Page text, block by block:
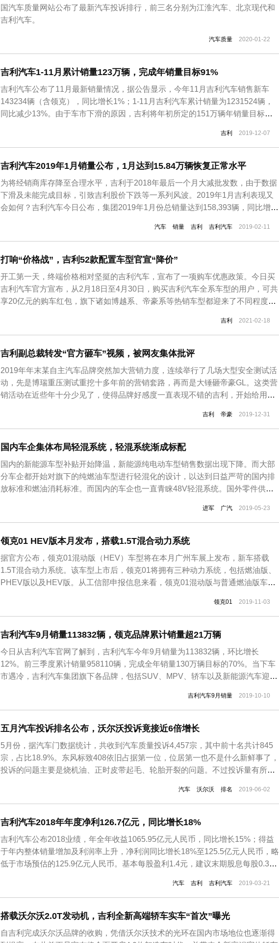
国汽车质量网站公布了最新汽车投诉排行，前三名分别为江淮汽车、北京现代和
吉利汽车。
汽车质量 2020-01-22
吉利汽车1-11月累计销量123万辆，完成年销量目标91%
吉利汽车公布了11月最新销量情况，据公告显示，今年11月吉利汽车销售新车
143234辆（含领克），同比增长1%；1-11月吉利汽车累计销量为1231524辆，
同比减少13%。由于车市下滑的原因，吉利将年初所定的151万辆年销量目标下
面，帝豪GS销量达到13563辆；博越家族销量达到了22166辆；远景家族销量达
到了350...
吉利 2019-12-07
吉利汽车2019年1月销量公布，1月达到15.84万辆恢复正常水平
为将经销商库存降至合理水平，吉利于2018年最后一个月大减批发数，由于数据
下滑及未能完成目标，引致吉利股价下跌等一系列风波。2019年1月吉利表现又
会如何？吉利汽车今日公布，集团2019年1月份总销量达到158,393辆，同比增长
151,388辆，较去年同期则减少约2%。具体车型来看，吉利两款车型销量达到2万
辆，主力家用轿车新...
汽车 销量 吉利 吉利汽车 2019-02-11
打响“价格战”，吉利52款配置车型官宣“降价”
开工第一天，终端价格相对坚挺的吉利汽车，宣布了一项购车优惠政策。今日买
吉利汽车官方宣布，从2月18日至4月30日，购买吉利汽车全系车型的用户，可共
享20亿元的购车红包，旗下诸如博越系、帝豪系等热销车型都迎来了不同程度的
SUV车型吉利星越，市场指导价为13.58-17.98万元，优惠后售价为12.78-17.18
万元，全系优惠8...
吉利 2021-02-18
吉利副总裁转发“官方砸车”视频，被网友集体批评
2019年年末某自主汽车品牌突然加大营销力度，连续举行了几场大型安全测试活
动，先是博瑞重压测试重挖十多年前的营销套路，再而是大锤砸帝豪GL。这类营
销活动在近些年十分少见了，使得品牌好感度一直表现不错的吉利，开始给用户
前吉利汽车集团副总裁杨学良在微博上转发“帝豪GL 1.5吨摆锤砸车测试”的视频，
再遭网友批评。“杨总，真有自信中保...
吉利 帝豪 2019-12-31
国内车企集体布局轻混系统，轻混系统渐成标配
国内的新能源车型补贴开始降温，新能源纯电动车型销售数据出现下降。而大部
分车企都开始对旗下的纯燃油车型进行轻混化的设计，以达到日益严苛的国内排
放标准和燃油消耗标准。而国内的车企也一直青睐48V轻混系统。国外零件供应
在我们从小学到的物理学知识中，一直都认为...
进军 广汽 2019-05-23
领克01 HEV版本月发布，搭载1.5T混合动力系统
据官方公布，领克01混动版（HEV）车型将在本月广州车展上发布，新车搭载
1.5T混合动力系统。该车型上市后，领克01将拥有三种动力系统，包括燃油版、
PHEV版以及HEV版。从工信部申报信息来看，领克01混动版与普通燃油版车型
尾右侧带有“01 HEV”标识，表明其混动系统身份。动力系统方面，领克01 HEV将
搭载一台1.5T三缸发...
领克01 2019-11-03
吉利汽车9月销量113832辆，领克品牌累计销量超21万辆
今日从吉利汽车官网了解到，吉利汽车今年9月销量为113832辆，环比增长
12%。前三季度累计销量958110辆，完成全年销量130万辆目标的70%。当下车
市遇冷，吉利汽车集团旗下各品牌，包括SUV、MPV、轿车以及新能源汽车迎难
辆。轿车方面，9月帝豪销量为15911辆；远景销量为6708辆；缤瑞和帝豪GL销
量分别为5890辆和5...
吉利汽车9月销量 2019-10-10
五月汽车投诉排名公布，沃尔沃投诉竟接近6倍增长
5月份，据汽车门数据统计，共收到汽车质量投诉4,457宗，其中前十名共计845
宗，占比18.9%。东风标致408依旧占据第一位，位居第一也不是什么新鲜事了，
投诉的问题主要是烧机油、正时皮带起毛、轮胎开裂的问题。不过投诉量有所下
其中沃尔沃XC60就因为怠速共振的原因从四月的18台增长为五月的116台，接近
6倍的增长...
汽车 沃尔沃 排名 2019-06-02
吉利汽车2018年年度净利126.7亿元，同比增长18%
吉利汽车公布2018业绩，年全年收益1065.95亿元人民币，同比增长15%；得益
于年内整体销量增加及利润率上升，净利润同比增长18%至125.5亿元人民币，略
低于市场预估的125.9亿元人民币。基本每股盈利1.4元，建议末期股息每股0.35
是集团自2017年下半年起推出数款定价较低的紧凑型SUV车型，加上售价较高
的“领...
汽车 吉利 吉利汽车 2019-03-21
搭载沃尔沃2.0T发动机，吉利全新高端轿车实车“首次”曝光
自吉利完成沃尔沃品牌的收购，凭借沃尔沃技术的光环在国内市场地位也逐渐得